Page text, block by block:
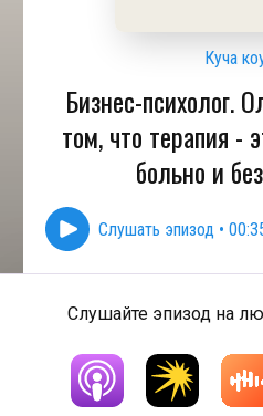
Куча
Бизнес-психолог.
том, что терапия -
больно и
Слушать эпизод •
Слушайте эпизод на